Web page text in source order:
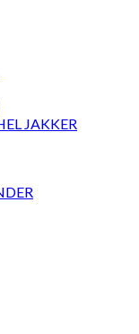
JAKKER